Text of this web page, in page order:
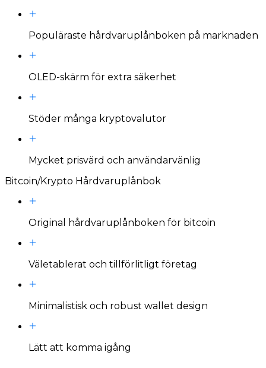
Populäraste hårdvaruplånboken på marknaden
OLED-skärm för extra säkerhet
Stöder många kryptovalutor
Mycket prisvärd och användarvänlig
Bitcoin/Krypto Hårdvaruplånbok
Original hårdvaruplånboken för bitcoin
Väletablerat och tillförlitligt företag
Minimalistisk och robust wallet design
Lätt att komma igång